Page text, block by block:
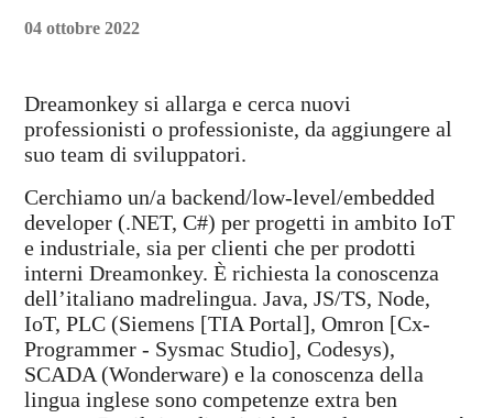
04 ottobre 2022
Dreamonkey si allarga e cerca nuovi
professionisti o professioniste, da aggiungere al
suo team di sviluppatori.
Cerchiamo un/a backend/low-level/embedded
developer (.NET, C#) per progetti in ambito IoT
e industriale, sia per clienti che per prodotti
interni Dreamonkey. È richiesta la conoscenza
dell’italiano madrelingua. Java, JS/TS, Node,
IoT, PLC (Siemens [TIA Portal], Omron [Cx-
Programmer - Sysmac Studio], Codesys),
SCADA (Wonderware) e la conoscenza della
lingua inglese sono competenze extra ben